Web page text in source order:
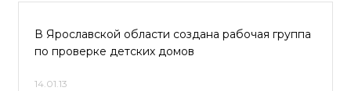
В Ярославской области создана рабочая группа
по проверке детских домов
14.01.13